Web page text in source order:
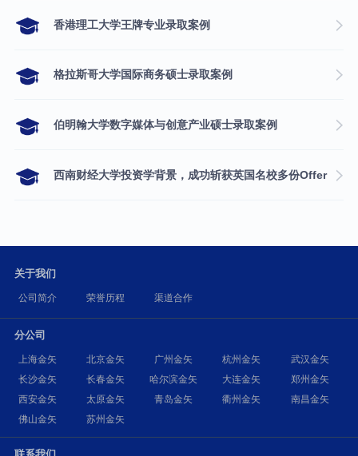
香港理工大学王牌专业录取案例
格拉斯哥大学国际商务硕士录取案例
伯明翰大学数字媒体与创意产业硕士录取案例
西南财经大学投资学背景，成功斩获英国名校多份Offer
关于我们
公司简介 荣誉历程 渠道合作
分公司
上海金矢 北京金矢 广州金矢 杭州金矢
武汉金矢
长沙金矢
长春金矢 哈尔滨金矢 大连金矢
郑州金矢
西安金矢
太原金矢 青岛金矢 衢州金矢
南昌金矢
佛山金矢
苏州金矢